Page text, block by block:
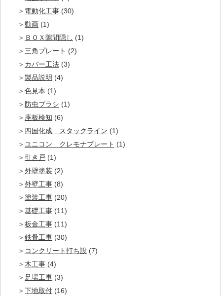
電動化工事 (30)
動画 (1)
ＢＯＸ隙間隠し (1)
三角プレート (2)
カバー工法 (3)
製品説明 (4)
色見本 (1)
防虫ブラシ (1)
座板検知 (6)
四国化成 スタックライン (1)
ユニコン クレモナプレート (1)
引き戸 (1)
外壁塗装 (2)
外壁工事 (8)
塗装工事 (20)
基礎工事 (11)
板金工事 (11)
鉄骨工事 (30)
コンクリート打ち設 (7)
木工事 (4)
足場工事 (3)
下地取付 (16)